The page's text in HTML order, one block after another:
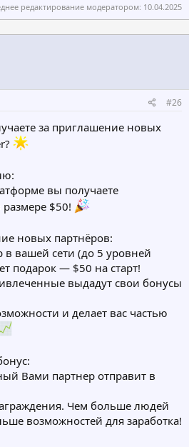
редактирование модератором: 10.04.2025
#26
за приглашение новых
вы получаете
$50!
новых партнёров:
вашей сети (до 5 уровней
подарок — $50 на старт!
выдадут свои бонусы
и делает вас частью
Вами партнер отправит в
Чем больше людей
возможностей для заработка!